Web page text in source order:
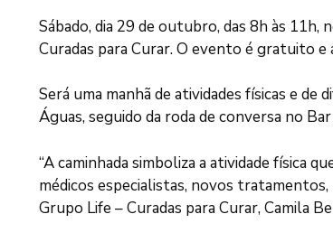
Sábado, dia 29 de outubro, das 8h às 11h,
Curadas para Curar. O evento é gratuito
Será uma manhã de atividades físicas e
Águas, seguido da roda de conversa no
“A caminhada simboliza a atividade física
médicos especialistas, novos
Grupo Life – Curadas para Curar, Camila